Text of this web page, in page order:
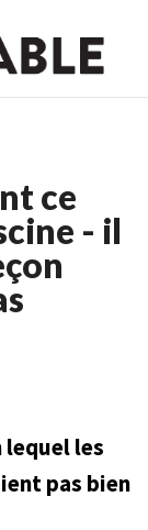
ce
- il
lequel les
pas bien